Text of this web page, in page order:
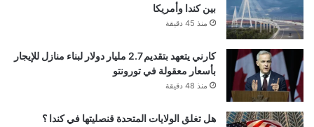
بين كندا وأمريكا
منذ 45 دقيقة
كارني يتعهد بتقديم 2.7 مليار دولار لبناء منازل للإيجار
بأسعار معقولة في تورونتو
منذ 48 دقيقة
هل تغلق الولايات المتحدة قنصليتها في كندا ؟